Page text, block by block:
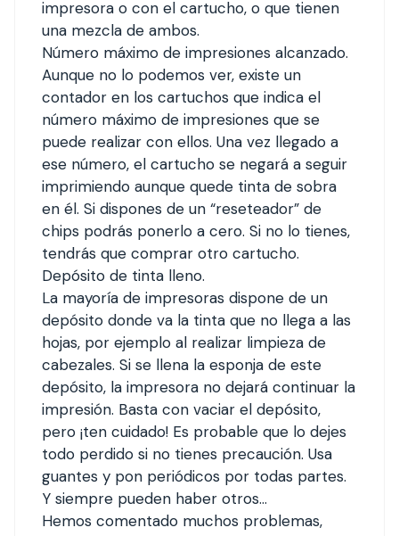
impresora o con el cartucho, o que tienen
una mezcla de ambos.
Número máximo de impresiones alcanzado.
Aunque no lo podemos ver, existe un
contador en los cartuchos que indica el
número máximo de impresiones que se
puede realizar con ellos. Una vez llegado a
ese número, el cartucho se negará a seguir
imprimiendo aunque quede tinta de sobra
en él. Si dispones de un “reseteador” de
chips podrás ponerlo a cero. Si no lo tienes,
tendrás que comprar otro cartucho.
Depósito de tinta lleno.
La mayoría de impresoras dispone de un
depósito donde va la tinta que no llega a las
hojas, por ejemplo al realizar limpieza de
cabezales. Si se llena la esponja de este
depósito, la impresora no dejará continuar la
impresión. Basta con vaciar el depósito,
pero ¡ten cuidado! Es probable que lo dejes
todo perdido si no tienes precaución. Usa
guantes y pon periódicos por todas partes.
Y siempre pueden haber otros…
Hemos comentado muchos problemas,